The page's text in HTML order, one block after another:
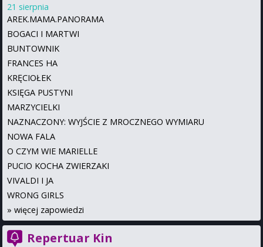
21 sierpnia
AREK.MAMA.PANORAMA
BOGACI I MARTWI
BUNTOWNIK
FRANCES HA
KRĘCIOŁEK
KSIĘGA PUSTYNI
MARZYCIELKI
NAZNACZONY: WYJŚCIE Z MROCZNEGO WYMIARU
NOWA FALA
O CZYM WIE MARIELLE
PUCIO KOCHA ZWIERZAKI
VIVALDI I JA
WRONG GIRLS
» więcej zapowiedzi
Repertuar Kin